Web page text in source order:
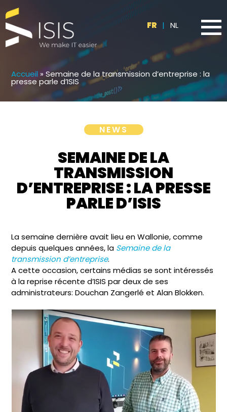
FR | NL
Accueil »Semaine de la transmission d’entreprise : la
presse parle d’ISIS
NEWS
SEMAINE DE LA
TRANSMISSION
D’ENTREPRISE : LA PRESSE
PARLE D’ISIS
La semaine dernière avait lieu en Wallonie, comme
depuis quelques années, la Semaine de la
transmission d’entreprise.
A cette occasion, certains médias se sont intéressés
à la reprise récente d’ISIS par deux de ses
administrateurs: Douchan Zangerlé et Alan Blokken.